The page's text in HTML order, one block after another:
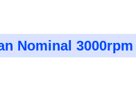
Nominal